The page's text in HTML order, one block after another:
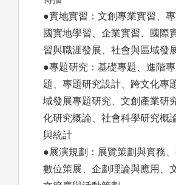
●實地實習：文創專業實習、
國實地學習、企業實習、國際
習與職涯發展、社會與區域發
●專題研究：基礎專題、進階
題、專題研究設計、跨文化專
域發展專題研究、文創產業研
化研究概論、社會科學研究概
與統計
●展演規劃：展覽策劃與實務、
數位策展、企劃理論與應用、